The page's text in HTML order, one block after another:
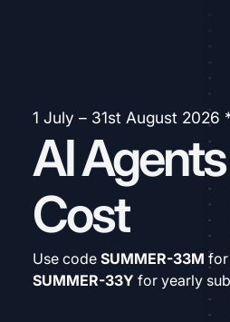
1 July – 31st August 2026
AI
Cost
Use code SUMMER-33M for
SUMMER-33Y for yearly